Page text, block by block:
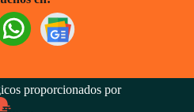
proporcionados por